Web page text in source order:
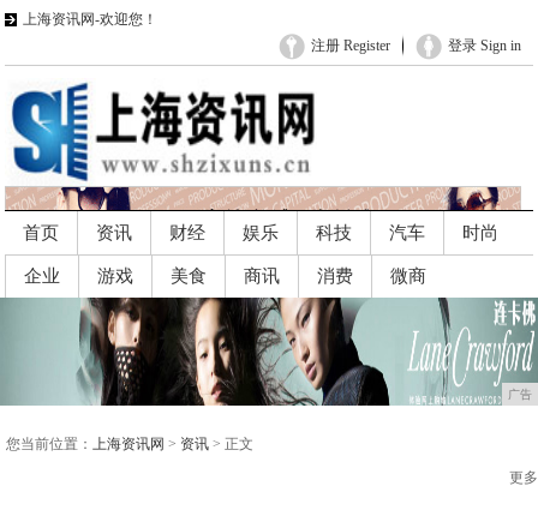
上海资讯网-欢迎您！
登录 Sign in
注册 Register
首页 资讯 财经 娱乐 科技 汽车 时尚
企业 游戏 美食 商讯 消费 微商
广告
您当前位置： 上海资讯网 > 资讯 > 正文
更多